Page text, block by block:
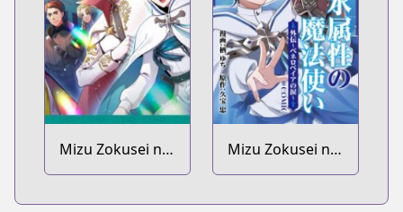
Mizu Zokusei no
Mahoutsukai Dai
Mizu Zokusei no
Mahoutsukai